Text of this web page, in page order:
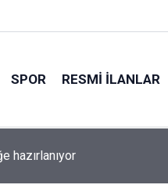
SPOR RESMI İLANLAR
liradan satılıyor